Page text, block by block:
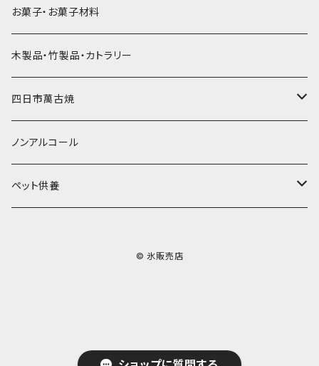
無添加瓶シロップ
プラスチック・スプーンストロー
かき氷セット
その他かき氷用品
ドライアイス10ｋｇ
ドライアイス15ｋｇ
ドライアイス20ｋｇ
ドライアイス25ｋｇ
かき氷器
惣菜
お菓子・お菓子材料
木製品・竹製品・カトラリー
四日市萬古焼
土鍋・土釜
一般土鍋
皿・椀・丼・小物
ノンアルコール
ペット供養
葬祭用ドライアイス
© 氷販売店